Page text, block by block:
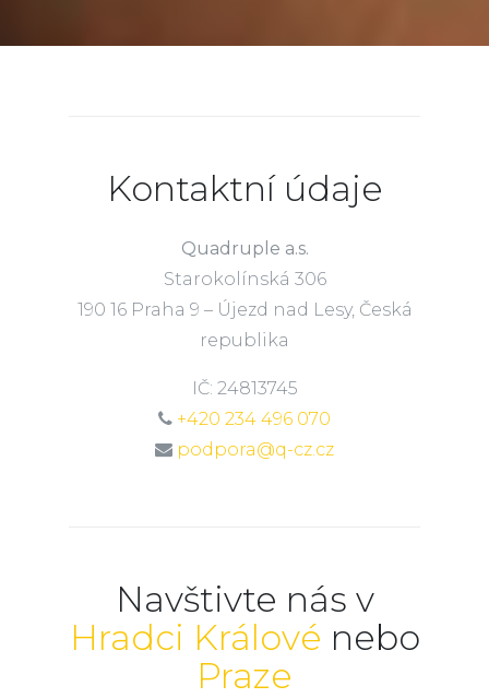
Kontaktní údaje
Quadruple a.s.
Starokolínská 306
190 16 Praha 9 – Újezd nad Lesy, Česká
republika
IČ: 24813745
+420 234 496 070
podpora@q-cz.cz
Navštivte nás v
Hradci Králové nebo
Praze